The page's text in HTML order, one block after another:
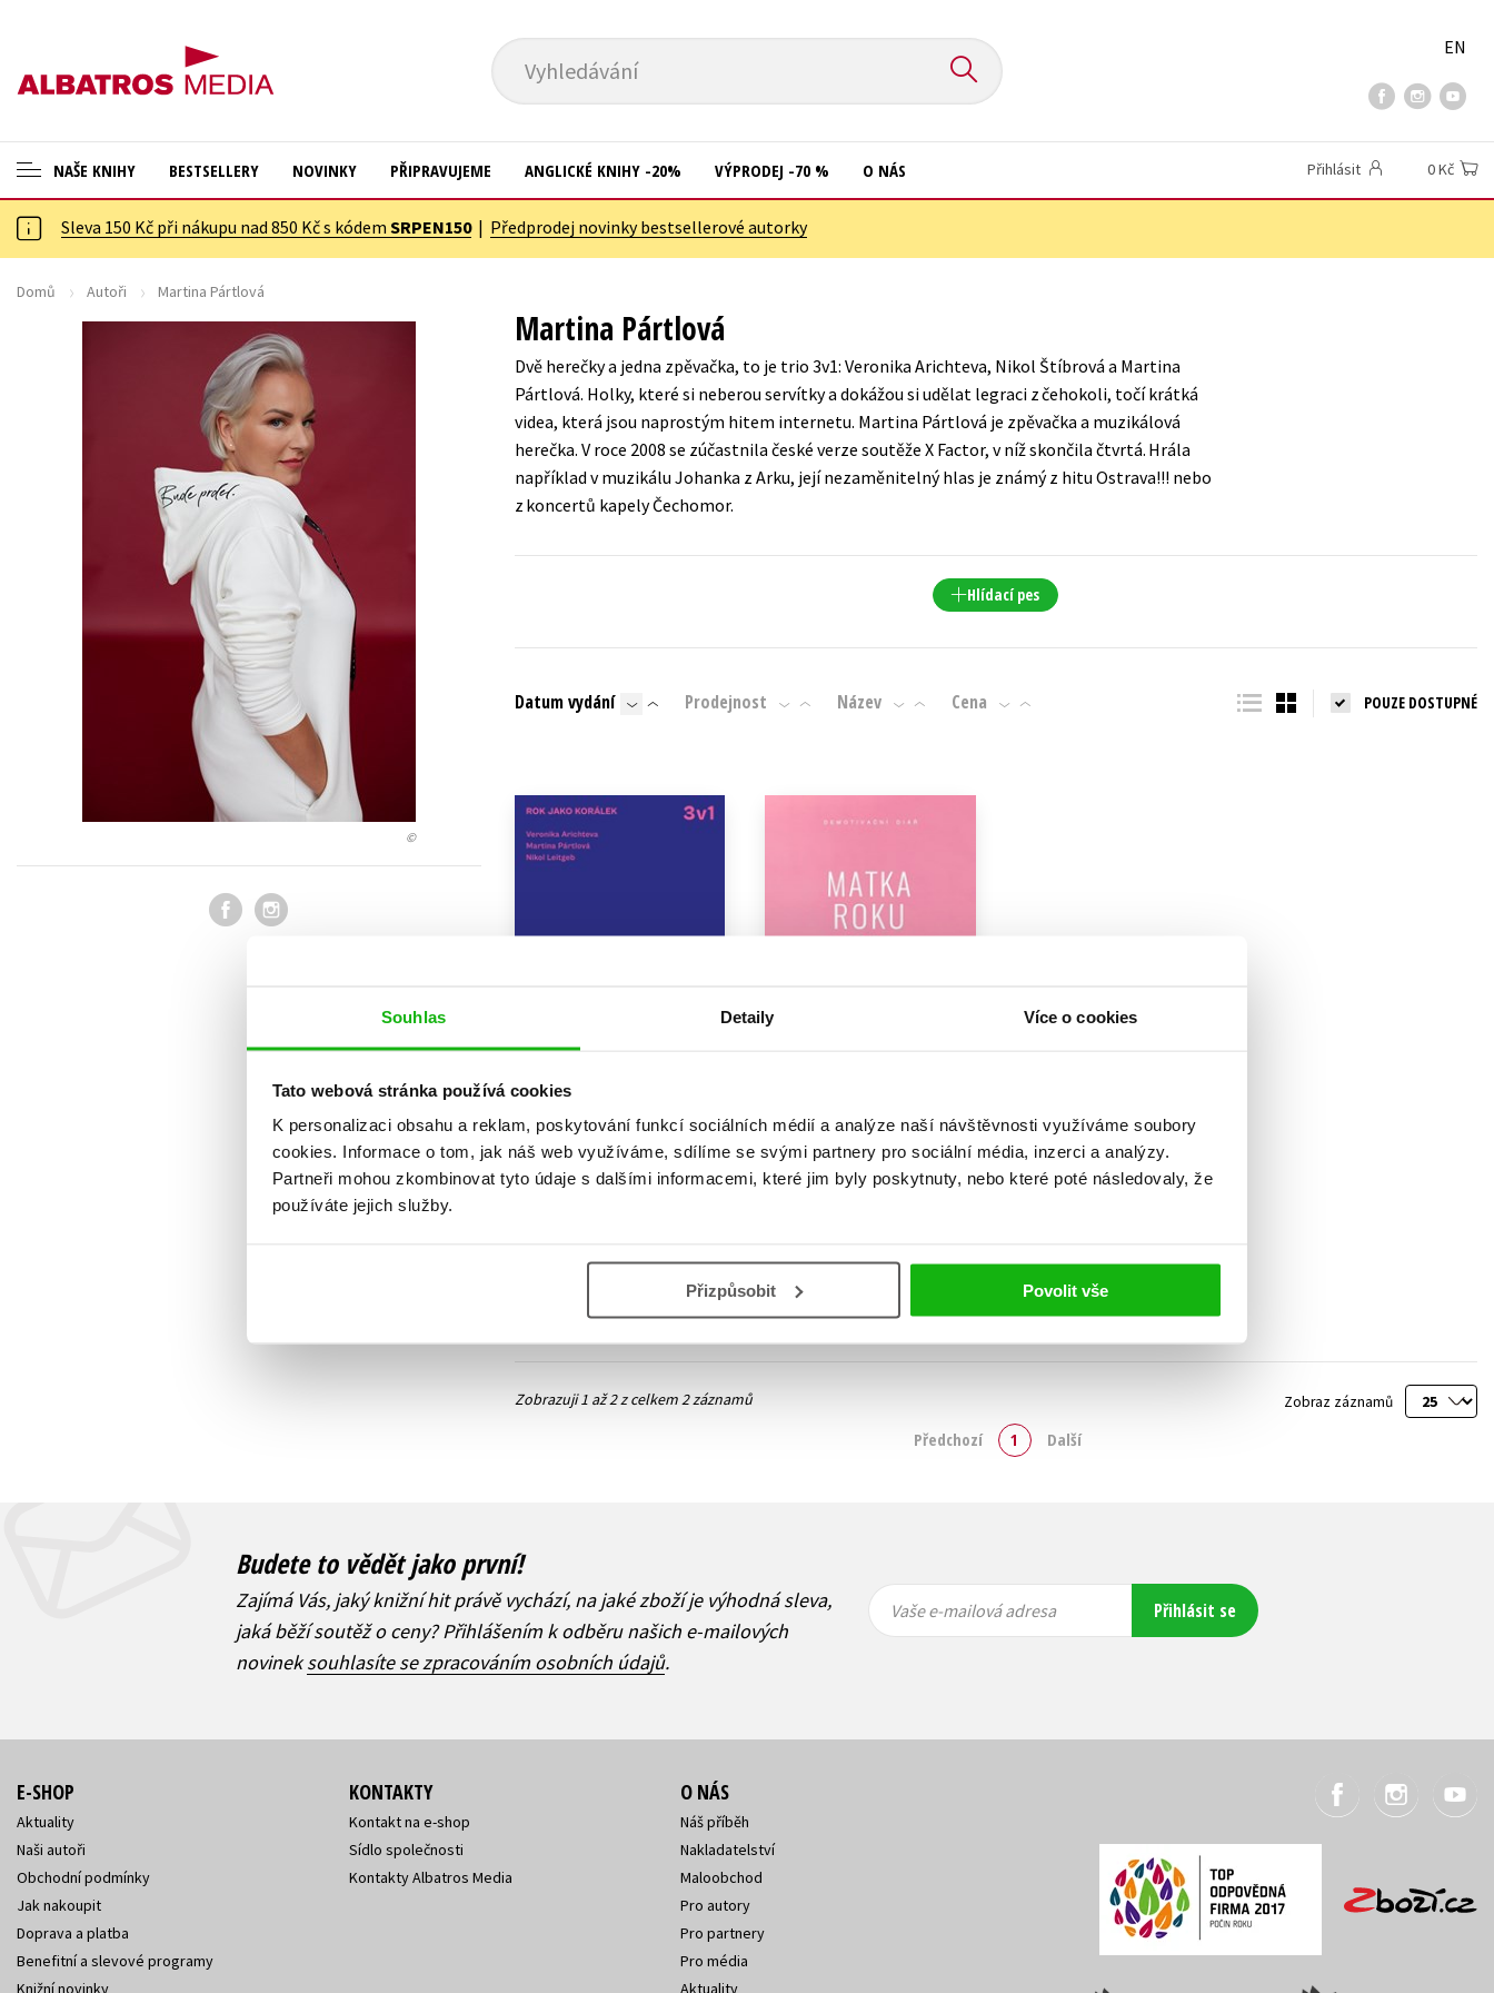
Souhlas Detaily Více o cookies
Tato webová stránka používá cookies
K personalizaci obsahu a reklam, poskytování funkcí sociálních médií a analýze naší návštěvnosti využíváme soubory
cookies. Informace o tom, jak náš web využíváme, sdílíme se svými partnery pro sociální média, inzerci a analýzy.
Partneři mohou zkombinovat tyto údaje s dalšími informacemi, které jim byly poskytnuty, nebo které poté následovaly, že
používáte jejich služby.
Přizpůsobit Povolit vše
Vyhledávání
EN
NAŠE KNIHY
ANGLICKÉ KNIHY -20 %
VÝPRODEJ -70 %
KNIHY S DÁRKEM
🎁DÁRKOVÉ PUBLIKACE
Beletrie pro dospělé
Byznys a ekonomie
Cestování
Dárkové zboží
Digitální fotografie
Esoterika a duchovní svět
Historie a military
Jazyky
Kalendáře
Kariéra a osobní rozvoj
Komiks
New Adult
Ostatní
Počítače
Populárně - naučná pro dospělé
Učebnice
Umění a kultura
Výchova a pedagogika
Zahraniční literatura
BESTSELLERY NOVINKY PŘIPRAVUJEME ANGLICKÉ KNIHY -20% VÝPRODEJ -70 % O NÁS Přihlásit 0 Kč
Sleva 150 Kč při nákupu nad 850 Kč s kódem SRPEN150| Předprodej novinky bestsellerové autorky
Domů Autoři Martina Pártlová
©
Martina Pártlová
Dvě herečky a jedna zpěvačka, to je trio 3v1: Veronika Arichteva, Nikol Štíbrová a Martina
Pártlová. Holky, které si neberou servítky a dokážou si udělat legraci z čehokoli, točí krátká
videa, která jsou naprostým hitem internetu. Martina Pártlová je zpěvačka a muzikálová
herečka. V roce 2008 se zúčastnila české verze soutěže X Factor, v níž skončila čtvrtá. Hrála
například v muzikálu Johanka z Arku, její nezaměnitelný hlas je známý z hitu Ostrava!!! nebo
z koncertů kapely Čechomor.
Hlídací pes
Datum vydání Prodejnost Název Cena POUZE DOSTUPNÉ
3 v 1: Rok jako korálek
Veronika Arichteva
Martina Pártlová,
3 v 1: Matka roku 2022
Veronika Arichteva
Martina Pártlová,
Zobraz záznamů
Zobrazuji 1 až 2 z celkem 2 záznamů
Předchozí 1 Další
Budete to vědět jako první!
Zajímá Vás, jaký knižní hit právě vychází, na jaké zboží je výhodná sleva,
jaká běží soutěž o ceny? Přihlášením k odběru našich e-mailových
novineksouhlasíte se zpracováním osobních údajů.
Vaše e-
mailová
Vaše e-
mailová
Vaše e-mailová adresa Přihlásit se
E-SHOP
Aktuality
Naši autoři
Obchodní podmínky
Jak nakoupit
Doprava a platba
Benefitní a slevové programy
Knižní novinky
KONTAKTY
Kontakt na e-shop
Sídlo společnosti
Kontakty Albatros Media
O NÁS
Náš příběh
Nakladatelství
Maloobchod
Pro autory
Pro partnery
Pro média
Aktuality